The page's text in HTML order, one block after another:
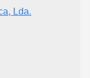
Lda.